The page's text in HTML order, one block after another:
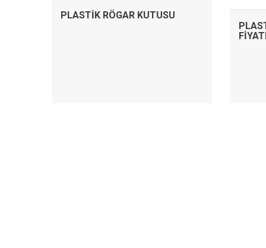
PLASTIK RÖGAR KUTUSU